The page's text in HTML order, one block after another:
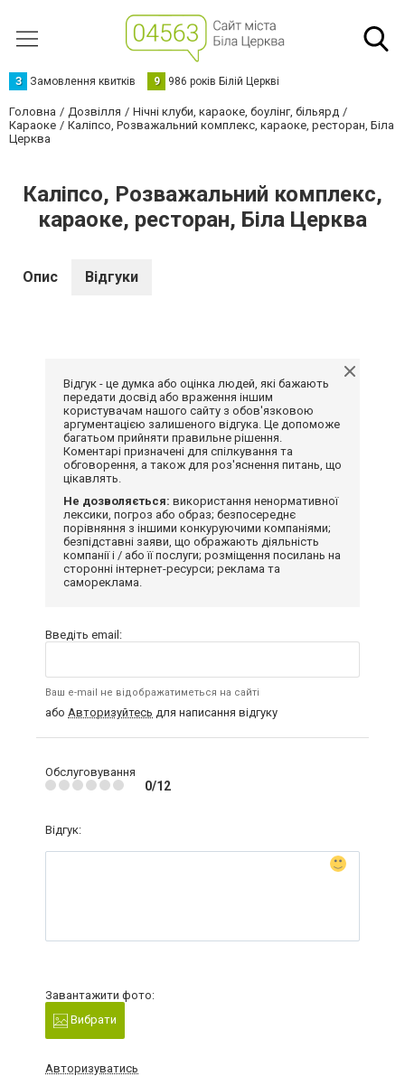
З Замовлення квитків 9 986 років Білій Церкві
Головна Дозвілля
Нічні клуби, караоке, боулінг, більярд
Караоке
Каліпсо, Розважальний комплекс, караоке, ресторан, Біла
Церква
Каліпсо, Розважальний комплекс,
караоке, ресторан, Біла Церква
Опис Відгуки
Відгук - це думка або оцінка людей, які бажають
передати досвід або враження іншим
користувачам нашого сайту з обов'язковою
аргументацією залишеного відгука. Це допоможе
багатьом прийняти правильне рішення.
Коментарі призначені для спілкування та
обговорення, а також для роз'яснення питань, що
цікавлять.
Не дозволяється: використання ненормативної
лексики, погроз або образ; безпосереднє
порівняння з іншими конкуруючими компаніями;
безпідставні заяви, що ображають діяльність
компанії і / або її послуги; розміщення посилань на
сторонні інтернет-ресурси; реклама та
самореклама.
Введіть email:
Ваш e-mail не відображатиметься на сайті
або Авторизуйтесь для написання відгуку
Обслуговування
0/12
Відгук:
Завантажити фото:
Вибрати
Авторизуватись